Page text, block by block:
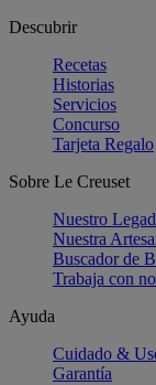
Descubrir
Recetas
Historias
Servicios
Concurso
Tarjeta Regalo
Sobre Le Creuset
Nuestro
Nuestra
Buscador de
Trabaja con
Ayuda
Cuidado &
Garantía